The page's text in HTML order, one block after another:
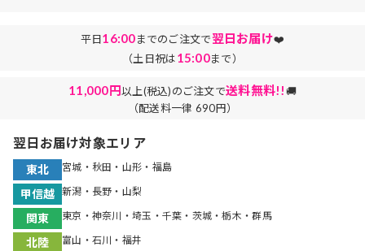
平日16:00までのご注文で翌日お届け❤️
（土日祝は15:00まで）
11,000円以上(税込)のご注文で送料無料!!🚚
（配送料一律 690円）
翌日お届け対象エリア
東北 宮城・秋田・山形・福島
甲信越 新潟・長野・山梨
関東 東京・神奈川・埼玉・千葉・茨城・栃木・群馬
北陸 富山・石川・福井